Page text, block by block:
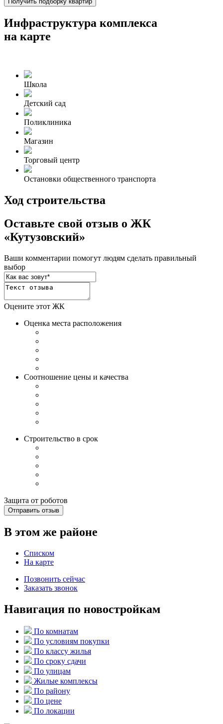
Инфраструктура комплекса
на карте
Школа
Детский сад
Поликлиника
Магазин
Торговый центр
Остановки общественного транспорта
Ход строительства
Оставьте свой отзыв о ЖК
«Кутузовский»
Ваши комментарии помогут людям сделать правильный
выбор
Оцените этот ЖК
Оценка места расположения
Соотношение цены и качества
Строительство в срок
Защита от роботов
Отправить отзыв
В этом же районе
Списком
На карте
Позвонить сейчас
Заказать звонок
Навигация по новостройкам
По комнатам
По условиям покупки
По классу жилья
По сроку сдачи
По улицам
Жилые комплексы
По району
По цене
По локации